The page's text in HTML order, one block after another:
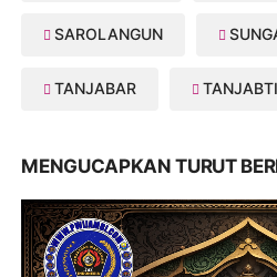
SAROLANGUN
TANJABAR
MENGUCAPKAN TURUT